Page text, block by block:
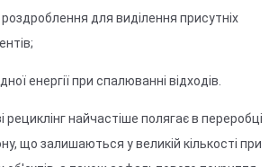
для виділення присутніх
енергії при спалюванні відходів.
рециклінг найчастіше полягає в переробці
що залишаються у великій кількості при